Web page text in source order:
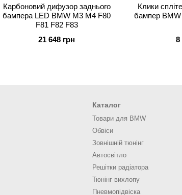
Карбоновий дифузор заднього
бампера LED BMW M3 M4 F80
F81 F82 F83
21 648 грн
Клики
бампер
8
Каталог
Товари для BMW
Обвіси
Зовнішній тюнінг
Автосвітло
Решітки радіатора
Тюнінг вихлопу
Пневмопідвіска